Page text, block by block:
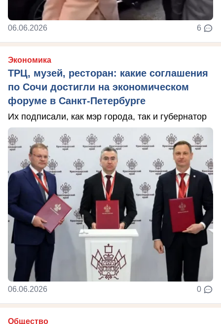
06.06.2026 6
Экономика
ТРЦ, музей, ресторан: какие соглашения
по Сочи достигли на экономическом
форуме в Санкт-Петербурге
Их подписали, как мэр города, так и губернатор
06.06.2026 0
Общество